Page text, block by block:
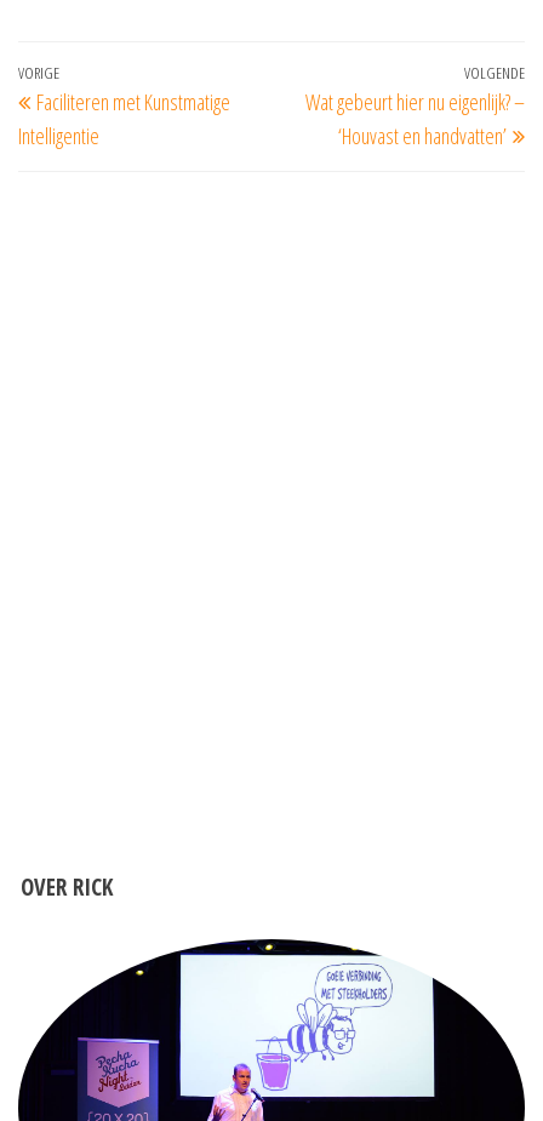
Bericht
navigatie
Vorig
bericht
VORIGE
Faciliteren met Kunstmatige
Intelligentie
VOLGENDE
Wat gebeurt hier nu eigenlijk? –
‘Houvast en handvatten’
OVER RICK